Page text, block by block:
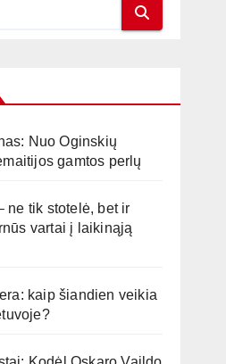
Nuo Oginskių
gamtos perlų
ne tik stotelė, bet ir
vartai į laikinąją
kaip šiandien veikia